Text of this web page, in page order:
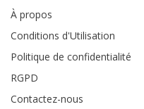
À propos
Conditions d'Utilisation
Politique de confidentialité
RGPD
Contactez-nous